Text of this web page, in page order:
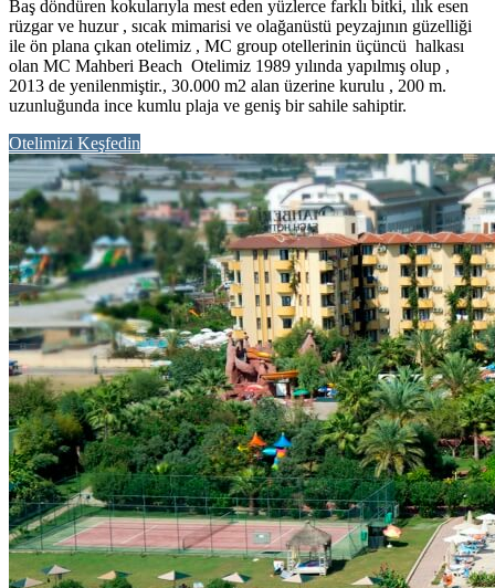
Baş döndüren kokularıyla mest eden yüzlerce farklı bitki, ılık esen
rüzgar ve huzur , sıcak mimarisi ve olağanüstü peyzajının güzelliği
ile ön plana çıkan otelimiz , MC group otellerinin üçüncü halkası
olan MC Mahberi Beach Otelimiz 1989 yılında yapılmış olup ,
2013 de yenilenmiştir., 30.000 m2 alan üzerine kurulu , 200 m.
uzunluğunda ince kumlu plaja ve geniş bir sahile sahiptir.
Otelimizi Keşfedin